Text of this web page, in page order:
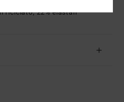
riciclato, 22% elastan